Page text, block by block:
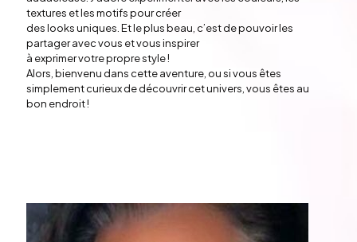
textures et les motifs pour créer
des looks uniques. Et le plus beau, c’est de pouvoir les
partager avec vous et vous inspirer
à exprimer votre propre style !
Alors, bienvenu dans cette aventure, ou si vous êtes
simplement curieux de découvrir cet univers, vous êtes au
bon endroit !